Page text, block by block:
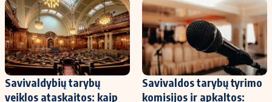
Savivaldybių tarybų
veiklos ataskaitos: kaip
Savivaldos tarybų tyrimo
komisijos ir apkaltos: